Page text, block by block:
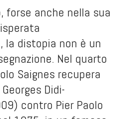
forse anche nella sua
la distopia non è un
Nel quarto
Saignes recupera
Didi-
contro Pier Paolo